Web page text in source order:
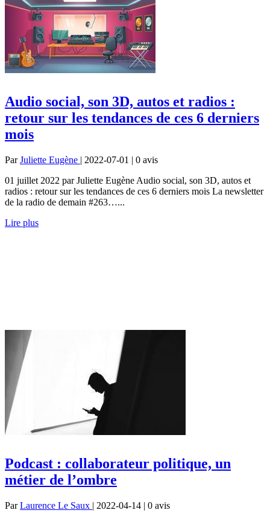
Audio social, son 3D, autos et radios :
retour sur les tendances de ces 6 derniers
mois
ParJuliette Eugène | 2022-07-01 | 0 avis
01 juillet 2022 par Juliette Eugène Audio social, son 3D, autos et
radios : retour sur les tendances de ces 6 derniers mois La newsletter
de la radio de demain #263…...
Lire plus
Podcast : collaborateur politique, un
métier de l’ombre
ParLaurence Le Saux | 2022-04-14 | 0 avis